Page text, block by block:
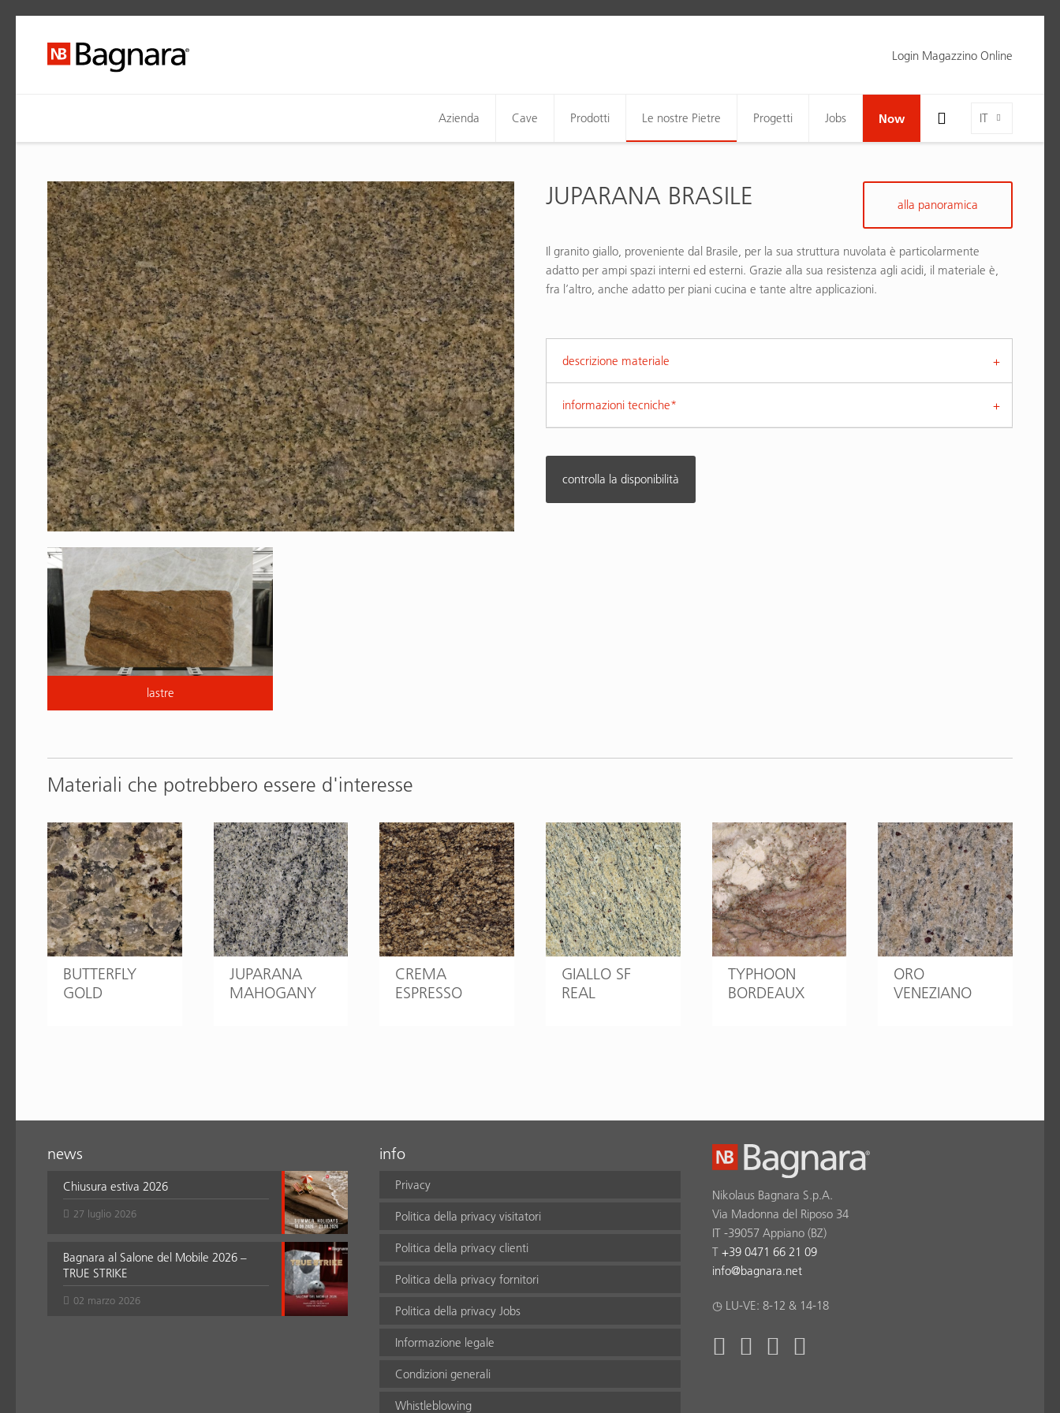
Login Magazzino Online
IT
Toggle Search Bar Visibility For Wide Screens
Azienda
Cave Prodotti Le nostre Pietre Progetti Jobs Now
lastre
JUPARANA BRASILE
Il granito giallo, proveniente dal Brasile, per la sua struttura nuvolata è particolarmente
adatto per ampi spazi interni ed esterni. Grazie alla sua resistenza agli acidi, il materiale è,
fra l’altro, anche adatto per piani cucina e tante altre applicazioni.
alla panoramica
descrizione materiale
informazioni tecniche*
controlla la disponibilità
Materiali che potrebbero essere d'interesse
BUTTERFLY
GOLD
JUPARANA
MAHOGANY
CREMA
ESPRESSO
GIALLO SF
REAL
TYPHOON
BORDEAUX
ORO
VENEZIANO
news
Chiusura estiva 2026
27 luglio 2026
Bagnara al Salone del Mobile 2026 –
TRUE STRIKE
02 marzo 2026
info
Privacy
Politica della privacy visitatori
Politica della privacy clienti
Politica della privacy fornitori
Politica della privacy Jobs
Informazione legale
Condizioni generali
Whistleblowing
Nikolaus Bagnara S.p.A.
Via Madonna del Riposo 34
IT -39057 Appiano (BZ)
T +39 0471 66 21 09
info@bagnara.net
◷ LU-VE: 8-12 & 14-18